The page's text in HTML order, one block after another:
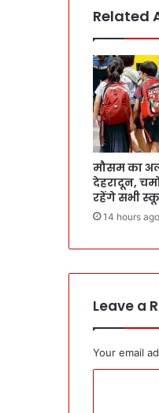
Related
मौसम का
देहरादून,
रहेंगे सभी
14 hours ago
Leave a
Your email